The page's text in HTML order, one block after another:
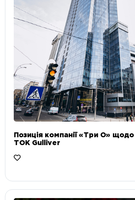
Позиція компанії «Три О» щодо
ТОК Gulliver